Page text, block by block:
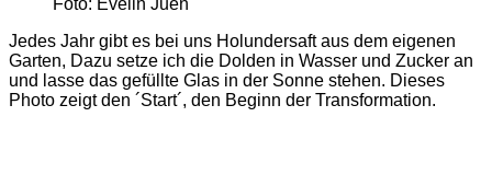
Foto: Evelin Juen
Jedes Jahr gibt es bei uns Holundersaft aus dem eigenen
Garten, Dazu setze ich die Dolden in Wasser und Zucker an
und lasse das gefüllte Glas in der Sonne stehen. Dieses
Photo zeigt den ´Start´, den Beginn der Transformation.